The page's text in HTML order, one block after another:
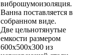
виброшумоизоляция.
Ванна поставляется в
собранном виде.
Две цельнотянутые
емкости размером
600х500х300 из